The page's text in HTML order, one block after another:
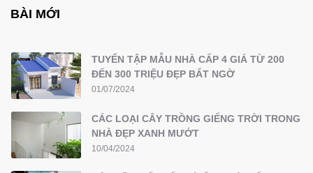
BÀI MỚI
TUYỂN TẬP MẪU NHÀ CẤP 4 GIÁ TỪ 200
ĐẾN 300 TRIỆU ĐẸP BẤT NGỜ
01/07/2024
CÁC LOẠI CÂY TRỒNG GIẾNG TRỜI TRONG
NHÀ ĐẸP XANH MƯỚT
10/04/2024